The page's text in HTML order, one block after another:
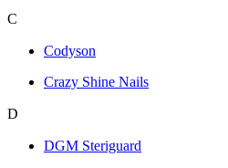
C
Codyson
Crazy Shine Nails
D
DGM Steriguard